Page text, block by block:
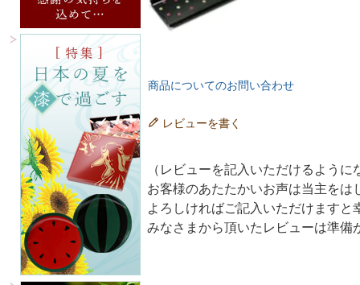
商品についてのお問い合わせ
レビューを書く
（レビューを記入いただけるように
お客様のあたたかいお声は当主を
よろしければご記入いただけますと
みなさまから頂いたレビューは準備